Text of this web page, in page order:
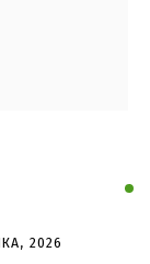
, 2026